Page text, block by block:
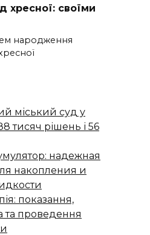
хресної: своїми
народження
міський суд у
тисяч рішень і 56
надежная
накопления и
показання,
та проведення